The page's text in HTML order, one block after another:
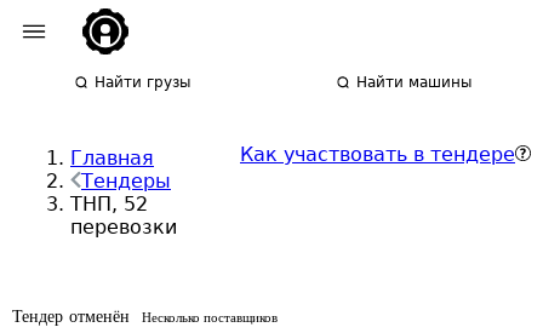
Найти грузы Найти машины
Главная
Тендеры
ТНП, 52
перевозки
Как участвовать в тендере
Тендер отменён Несколько поставщиков